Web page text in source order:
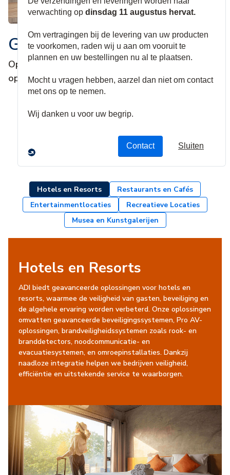
Gastvrijheid en Vrije Tijd
Oplossingen om de gastenervaring en
operationele efficiëntie te verbeteren
Toepassingen voor
verticale markten
Hotels en Resorts
Restaurants en Cafés
Entertainmentlocaties
Recreatieve Locaties
Musea en Kunstgalerijen
Hotels en Resorts
ADI biedt geavanceerde oplossingen voor hotels en
resorts, waarmee de veiligheid van gasten, beveiliging en
de algehele ervaring worden verbeterd. Onze oplossingen
omvatten geavanceerde beveiligingssystemen, Pro AV-
oplossingen, brandveiligheidssystemen zoals rook- en
branddetectors, noodcommunicatie- en
evacuatiesystemen, en omroepinstallaties. Dankzij
naadloze integratie helpen we bedrijven veiligheid,
efficiëntie en uitstekende service te waarborgen.